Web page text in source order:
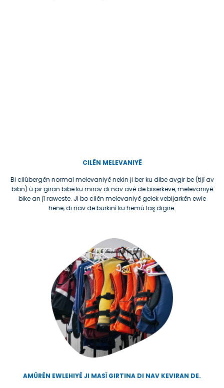
CILÊN MELEVANIYÊ
Bi cilûbergên normal melevaniyê nekin ji ber ku dibe avgir be (tijȋ av
bibn) û pir giran bibe ku mirov di nav avê de biserkeve, melevaniyê
bike an jî raweste. Ji bo cilên melevaniyê gelek vebijarkên ewle
hene, di nav de burkinî ku hemû laş digire.
AMÛRÊN EWLEHIYÊ JI MASȊ GIRTINA DI NAV KEVIRAN DE.